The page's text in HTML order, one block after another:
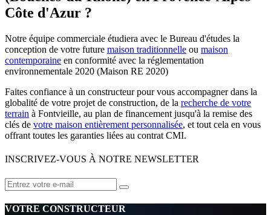
Côte d'Azur ?
Notre équipe commerciale étudiera avec le Bureau d'études la
conception de votre future maison traditionnelle ou maison
contemporaine en conformité avec la réglementation
environnementale 2020 (Maison RE 2020)
Faites confiance à un constructeur pour vous accompagner dans la
globalité de votre projet de construction, de la recherche de votre
terrain à Fontvieille, au plan de financement jusqu'à la remise des
clés de votre maison entièrement personnalisée, et tout cela en vous
offrant toutes les garanties liées au contrat CMI.
INSCRIVEZ-VOUS À NOTRE NEWSLETTER
VOTRE CONSTRUCTEUR